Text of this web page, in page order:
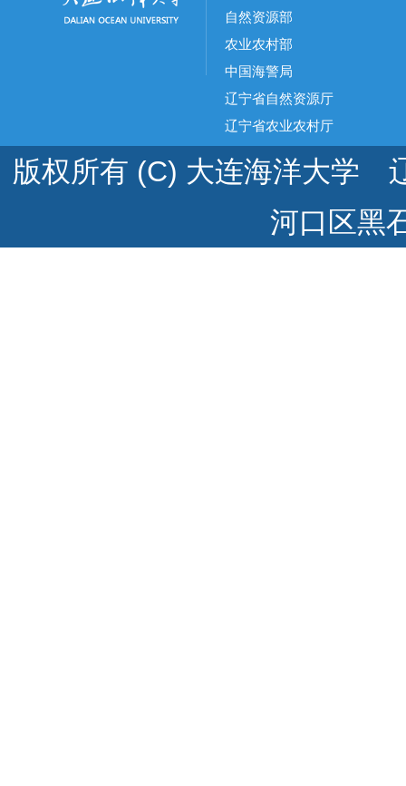
自然资源部
农业农村部
中国海警局
辽宁省自然资源厅
辽宁省农业农村厅
版权所有 (C) 大连海洋大学
河口区黑